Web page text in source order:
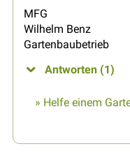
MFG
Wilhelm Benz
Gartenbaubetrieb
Antworten (1)
» Helfe einem